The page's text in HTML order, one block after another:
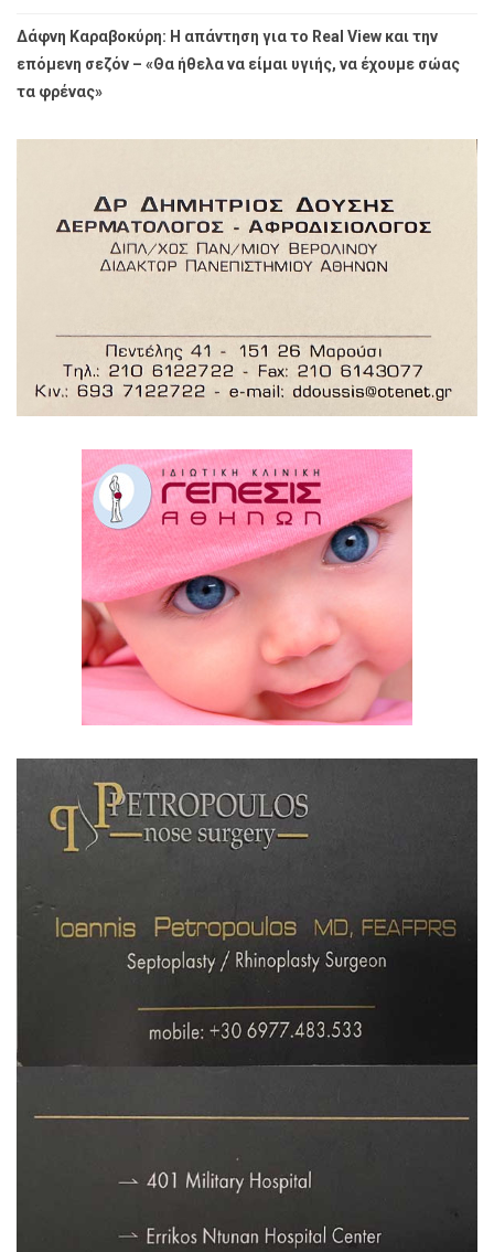
Δάφνη Καραβοκύρη: Η απάντηση για το Real View και την
επόμενη σεζόν – «Θα ήθελα να είμαι υγιής, να έχουμε σώας
τα φρένας»